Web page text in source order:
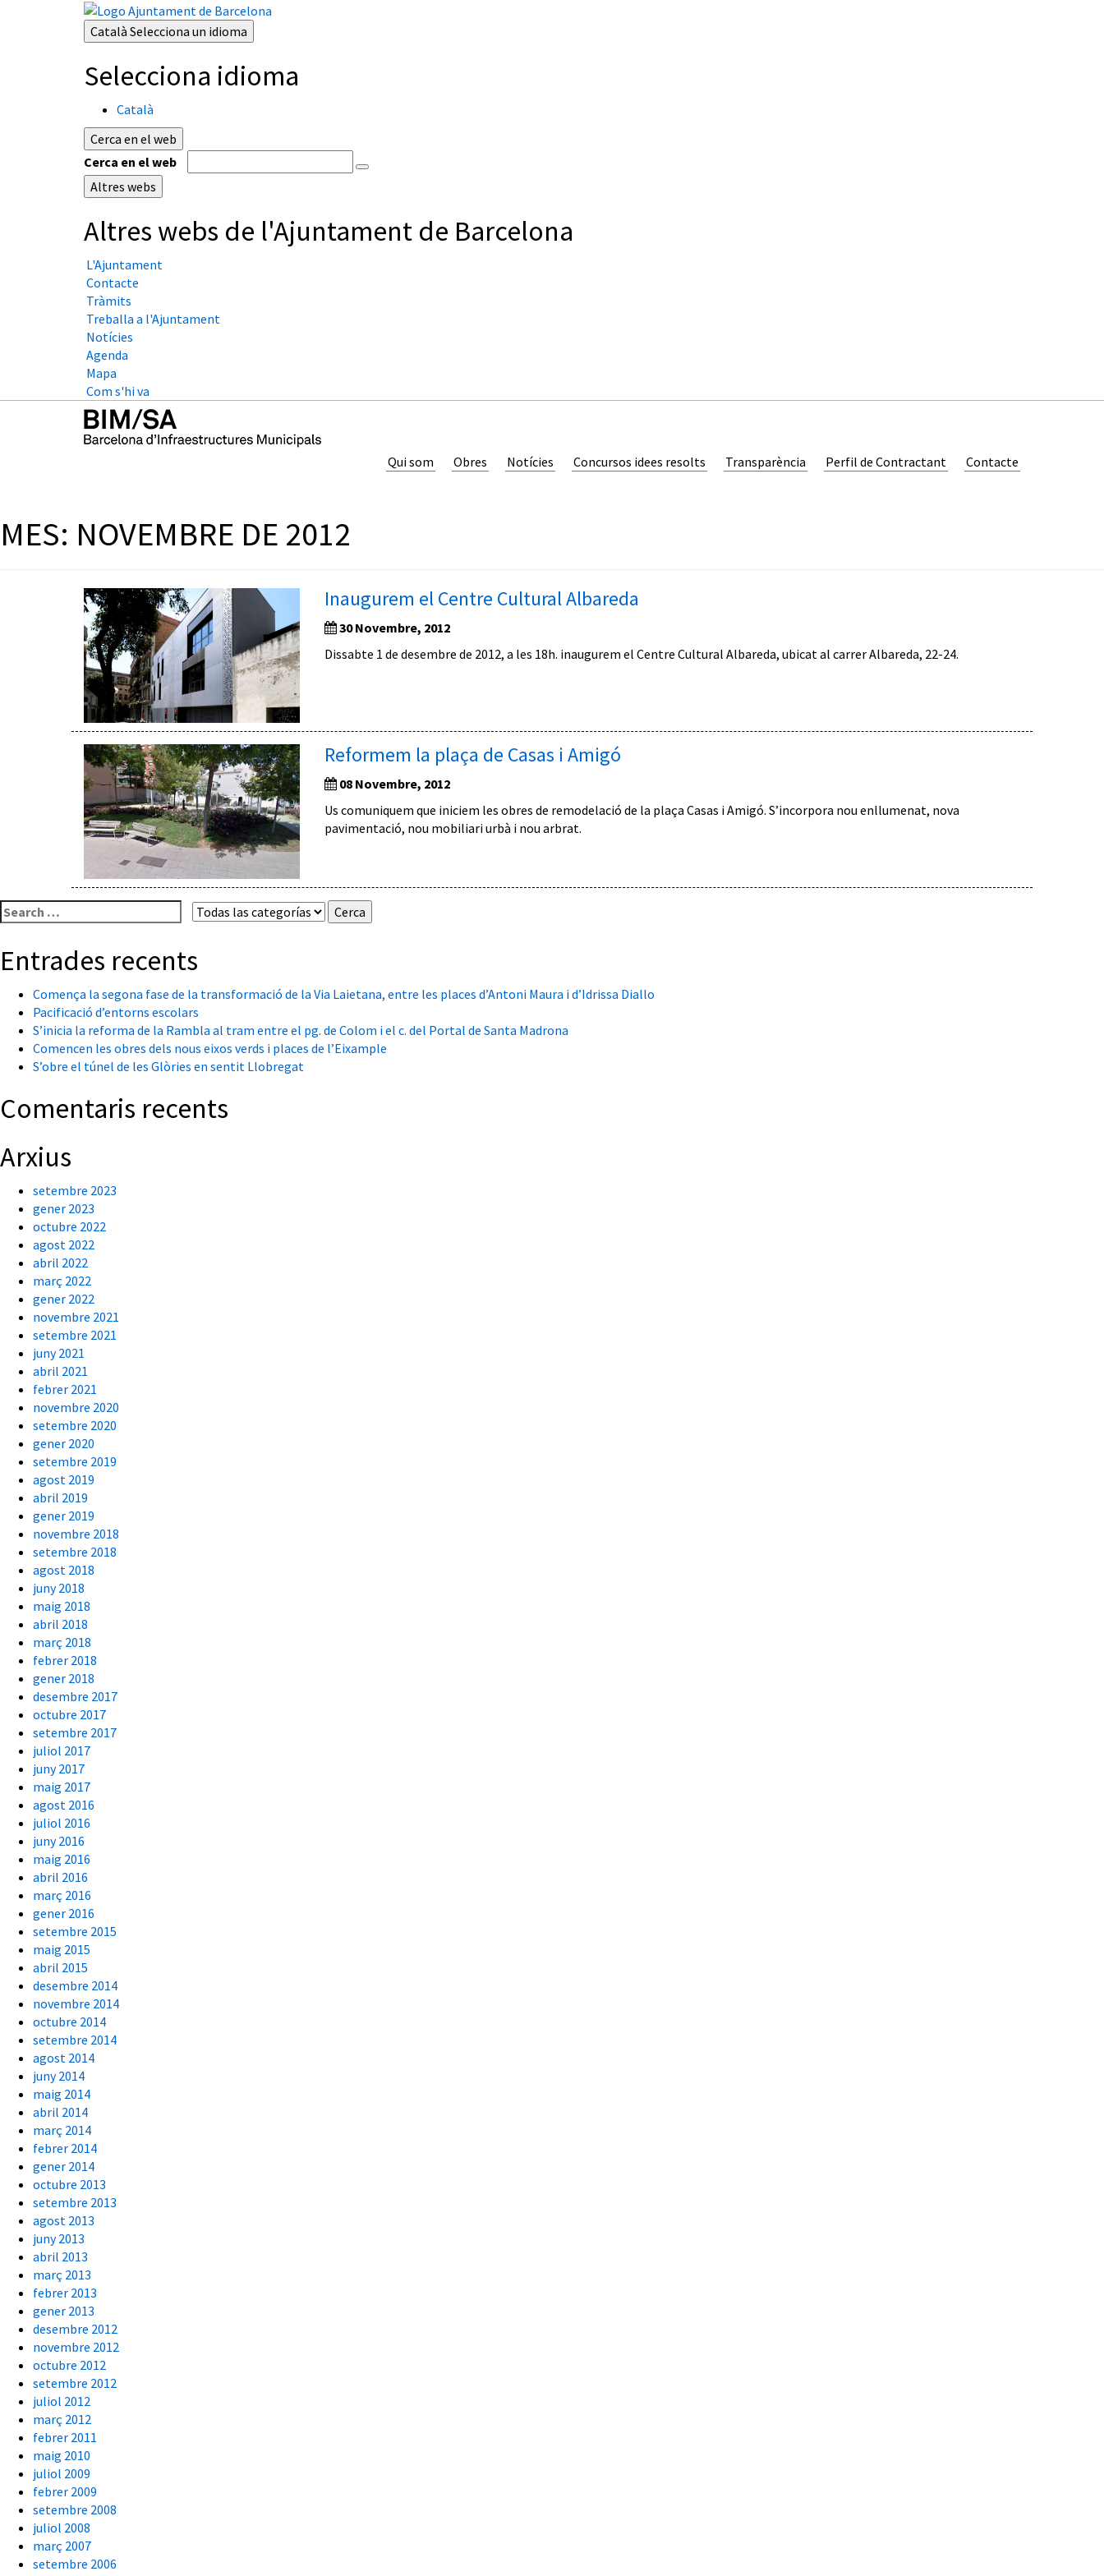
Català Selecciona un idioma
Selecciona idioma
Català
Cerca en el web
Cerca en el web
Altres webs
Altres webs de l'Ajuntament de Barcelona
L'Ajuntament
Contacte
Tràmits
Treballa a l'Ajuntament
Notícies
Agenda
Mapa
Com s'hi va
Qui som Obres Notícies Concursos idees resolts Transparència Perfil de Contractant Contacte
MES: NOVEMBRE DE 2012
Inaugurem el Centre Cultural Albareda
30 Novembre, 2012
Dissabte 1 de desembre de 2012, a les 18h. inaugurem el Centre Cultural Albareda, ubicat al carrer Albareda, 22-24.
Reformem la plaça de Casas i Amigó
08 Novembre, 2012
Us comuniquem que iniciem les obres de remodelació de la plaça Casas i Amigó. S’incorpora nou enllumenat, nova
pavimentació, nou mobiliari urbà i nou arbrat.
Cerca:
Entrades recents
Comença la segona fase de la transformació de la Via Laietana, entre les places d’Antoni Maura i d’Idrissa Diallo
Pacificació d’entorns escolars
S’inicia la reforma de la Rambla al tram entre el pg. de Colom i el c. del Portal de Santa Madrona
Comencen les obres dels nous eixos verds i places de l’Eixample
S’obre el túnel de les Glòries en sentit Llobregat
Comentaris recents
Arxius
setembre 2023
gener 2023
octubre 2022
agost 2022
abril 2022
març 2022
gener 2022
novembre 2021
setembre 2021
juny 2021
abril 2021
febrer 2021
novembre 2020
setembre 2020
gener 2020
setembre 2019
agost 2019
abril 2019
gener 2019
novembre 2018
setembre 2018
agost 2018
juny 2018
maig 2018
abril 2018
març 2018
febrer 2018
gener 2018
desembre 2017
octubre 2017
setembre 2017
juliol 2017
juny 2017
maig 2017
agost 2016
juliol 2016
juny 2016
maig 2016
abril 2016
març 2016
gener 2016
setembre 2015
maig 2015
abril 2015
desembre 2014
novembre 2014
octubre 2014
setembre 2014
agost 2014
juny 2014
maig 2014
abril 2014
març 2014
febrer 2014
gener 2014
octubre 2013
setembre 2013
agost 2013
juny 2013
abril 2013
març 2013
febrer 2013
gener 2013
desembre 2012
novembre 2012
octubre 2012
setembre 2012
juliol 2012
març 2012
febrer 2011
maig 2010
juliol 2009
febrer 2009
setembre 2008
juliol 2008
març 2007
setembre 2006